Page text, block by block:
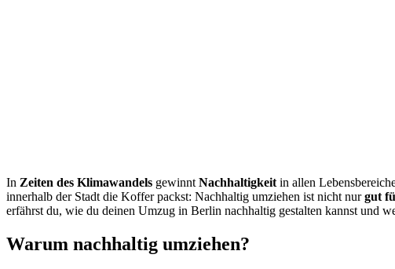
In Zeiten des Klimawandels gewinnt Nachhaltigkeit in allen
innerhalb der Stadt die Koffer packst: Nachhaltig umziehen ist nicht nurgut
erfährst du, wie du deinen Umzug in Berlin nachhaltig gestalten kannst und
Warum nachhaltig umziehen?